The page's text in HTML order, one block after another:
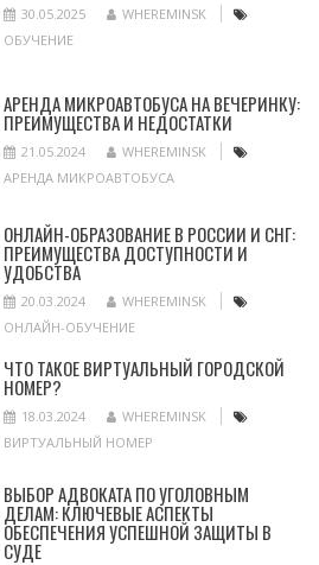
30.05.2025
WHEREMINSK
ОБУЧЕНИЕ
АРЕНДА МИКРОАВТОБУСА НА ВЕЧЕРИНКУ:
ПРЕИМУЩЕСТВА И НЕДОСТАТКИ
21.05.2024
WHEREMINSK
АРЕНДА МИКРОАВТОБУСА
ОНЛАЙН-ОБРАЗОВАНИЕ В РОССИИ И СНГ:
ПРЕИМУЩЕСТВА ДОСТУПНОСТИ И
УДОБСТВА
20.03.2024
WHEREMINSK
ОНЛАЙН-ОБУЧЕНИЕ
ЧТО ТАКОЕ ВИРТУАЛЬНЫЙ ГОРОДСКОЙ
НОМЕР?
18.03.2024
WHEREMINSK
ВИРТУАЛЬНЫЙ НОМЕР
ВЫБОР АДВОКАТА ПО УГОЛОВНЫМ
ДЕЛАМ: КЛЮЧЕВЫЕ АСПЕКТЫ
ОБЕСПЕЧЕНИЯ УСПЕШНОЙ ЗАЩИТЫ В
СУДЕ